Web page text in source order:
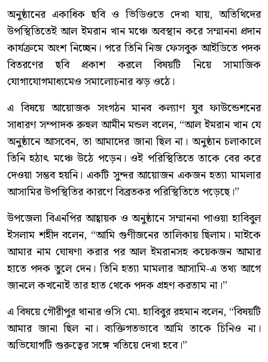
অনুষ্ঠানের একাধিক ছবি ও ভিডিওতে দেখা যায়, অতিথিদের
উপস্থিতিতেই আল ইমরান খান মঞ্চে অবস্থান করে সম্মাননা প্রদান
কার্যক্রমে অংশ নিচ্ছেন। পরে তিনি নিজ ফেসবুক আইডিতে পদক
বিতরণের ছবি প্রকাশ করলে বিষয়টি নিয়ে সামাজিক
যোগাযোগমাধ্যমেও সমালোচনার ঝড় ওঠে।
এ বিষয়ে আয়োজক সংগঠন মানব কল্যাণ যুব ফাউন্ডেশনের
সাধারণ সম্পাদক রুহুল আমীন মন্ডল বলেন, “আল ইমরান খান যে
অনুষ্ঠানে আসবেন, তা আমাদের জানা ছিল না। অনুষ্ঠান চলাকালে
তিনি হঠাৎ মঞ্চে উঠে পড়েন। ওই পরিস্থিতিতে তাকে বের করে
দেওয়া সম্ভব হয়নি। একটি সুন্দর আয়োজন একজন হত্যা মামলার
আসামির উপস্থিতির কারণে বিব্রতকর পরিস্থিতিতে পড়েছে।”
উপজেলা বিএনপির আহ্বায়ক ও অনুষ্ঠানে সম্মাননা পাওয়া হাবিবুল
ইসলাম শহীদ বলেন, “আমি গুণীজনের তালিকায় ছিলাম। মাইকে
আমার নাম ঘোষণা করার পর আল ইমরানসহ কয়েকজন আমার
হাতে পদক তুলে দেন। তিনি হত্যা মামলার আসামি-এ তথ্য আগে
জানলে কখনোই তার হাত থেকে পদক গ্রহণ করতাম না।”
এ বিষয়ে গৌরীপুর থানার ওসি মো. হাবিবুর রহমান বলেন, “বিষয়টি
আমার জানা ছিল না। ব্যক্তিগতভাবে আমি তাকে চিনিও না।
অভিযোগটি গুরুত্বের সঙ্গে খতিয়ে দেখা হবে।”